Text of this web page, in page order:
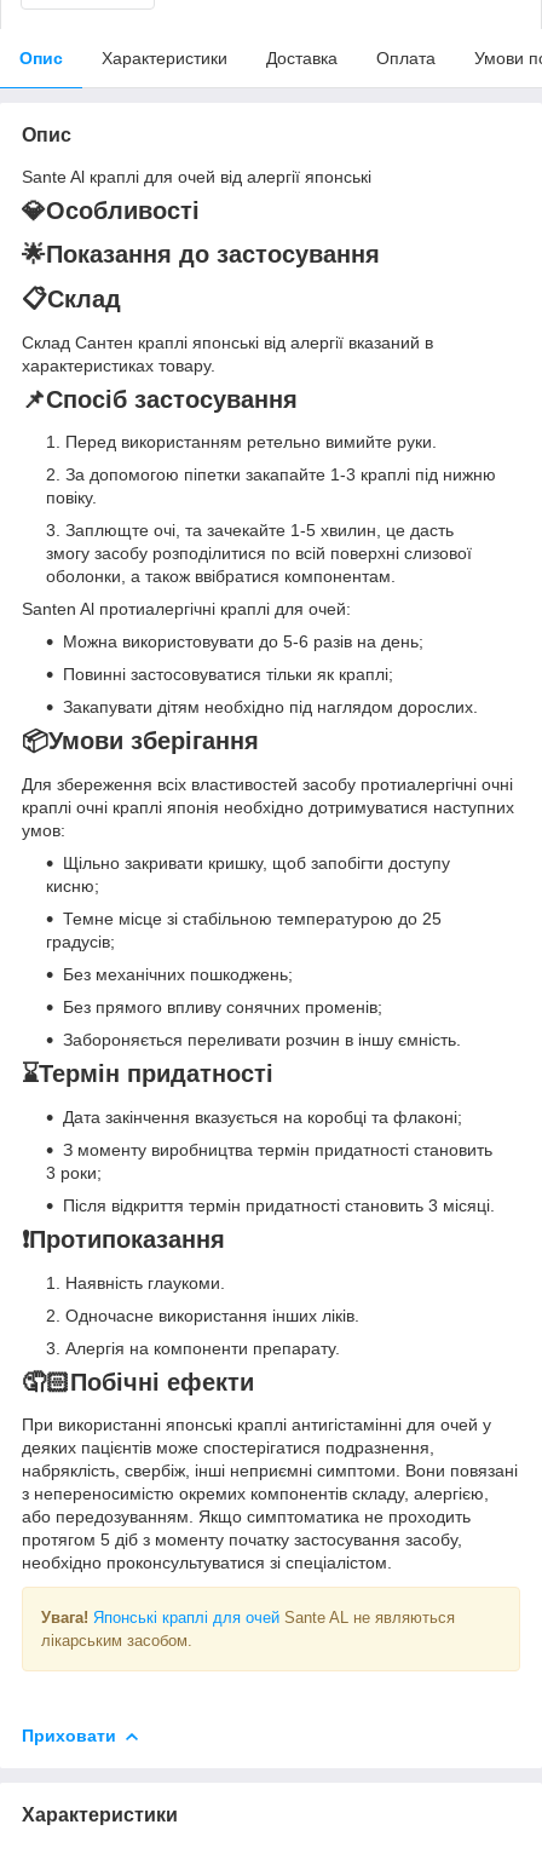
Опис Характеристики Доставка Оплата Умови
Опис
Sante Al краплі для очей від алергії японські
💎Особливості
🌟Показання до застосування
📋Склад
Склад Сантен краплі японські від алергії вказаний в
характеристиках товару.
📌Спосіб застосування
Перед використанням ретельно вимийте руки.
За допомогою піпетки закапайте 1-3 краплі під нижню
повіку.
Заплющте очі, та зачекайте 1-5 хвилин, це дасть
змогу засобу розподілитися по всій поверхні слизової
оболонки, а також ввібратися компонентам.
Santen Al протиалергічні краплі для очей:
Можна використовувати до 5-6 разів на день;
Повинні застосовуватися тільки як краплі;
Закапувати дітям необхідно під наглядом дорослих.
📦Умови зберігання
Для збереження всіх властивостей засобу протиалергічні очні
краплі очні краплі японія необхідно дотримуватися наступних
умов:
Щільно закривати кришку, щоб запобігти доступу
кисню;
Темне місце зі стабільною температурою до 25
градусів;
Без механічних пошкоджень;
Без прямого впливу сонячних променів;
Забороняється переливати розчин в іншу ємність.
⌛️Термін придатності
Дата закінчення вказується на коробці та флаконі;
З моменту виробництва термін придатності становить
3 роки;
Після відкриття термін придатності становить 3 місяці.
❗Протипоказання
Наявність глаукоми.
Одночасне використання інших ліків.
Алергія на компоненти препарату.
🤦🏻Побічні ефекти
При використанні японські краплі антигістамінні для очей у
деяких пацієнтів може спостерігатися подразнення,
набряклість, свербіж, інші неприємні симптоми. Вони повязані
з непереносимістю окремих компонентів складу, алергією,
або передозуванням. Якщо симптоматика не проходить
протягом 5 діб з моменту початку застосування засобу,
необхідно проконсультуватися зі спеціалістом.
Увага! Японські краплі для очей Sante AL не являються
лікарським засобом.
Приховати
Характеристики